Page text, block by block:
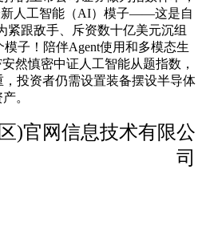
新人工智能（AI）模子——这是自
紧跟敌手、斥资数十亿美元沉组
子！陪伴Agent使用和多模态生
然慎密中证人工智能从题指数，
投资者仍需设置装备摆设半导体
。
)官网信息技术有限公
司